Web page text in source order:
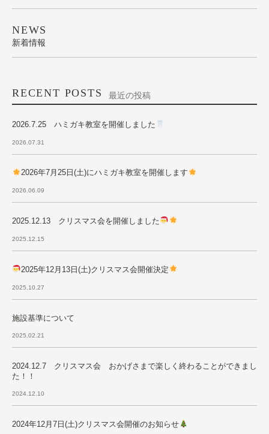
NEWS
新着情報
RECENT POSTS 最近の投稿
2026.7.25 ハミガキ教室を開催しました
2026.07.31
2026年7月25日(土)にハミガキ教室を開催します
2026.06.09
2025.12.13 クリスマス会を開催しました
2025.12.15
2025年12月13日(土)クリスマス会開催決定
2025.10.27
施設基準について
2025.02.21
2024.12.7 クリスマス会 おかげさまで楽しく終わることができまし
た！！
2024.12.10
2024年12月7日(土)クリスマス会開催のお知らせ